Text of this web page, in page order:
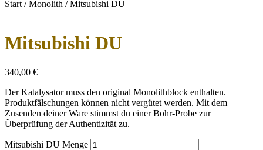
Start /Monolith /Mitsubishi DU
Mitsubishi DU
340,00 €
Der Katalysator muss den original Monolithblock enthalten.
Produktfälschungen können nicht vergütet werden. Mit dem
Zusenden deiner Ware stimmst du einer Bohr-Probe zur
Überprüfung der Authentizität zu.
Mitsubishi DU Menge